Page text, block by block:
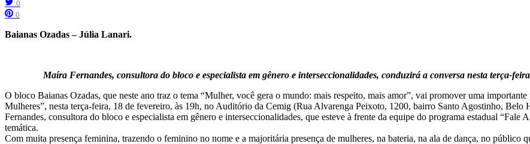
0
0
Baianas Ozadas – Júlia Lanari.
Maíra Fernandes, consultora do bloco e especialista em gênero e interseccionalidades, conduzirá a conversa nesta terça-
O bloco Baianas Ozadas, que neste ano traz o tema “Mulher, você gera o mundo: mais respeito, mais amor”, vai promover uma
Mulheres”, nesta terça-feira, 18 de fevereiro, às 19h, no Auditório da Cemig (Rua Alvarenga Peixoto, 1200, bairro Santo Agostinho,
Fernandes, consultora do bloco e especialista em gênero e interseccionalidades, que esteve à frente da equipe do programa estadual
temática.
Com muita presença feminina, trazendo o feminino no nome e a majoritária presença de mulheres, na bateria, na ala de dança, no público